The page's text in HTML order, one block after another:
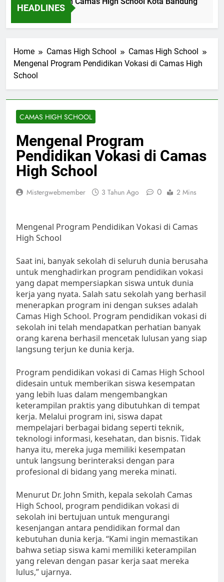
HEADLINES
Home Camas High School
Camas High School
Mengenal Program Pendidikan Vokasi di Camas High
School
CAMAS HIGH SCHOOL
Mengenal Program
Pendidikan Vokasi di Camas
High School
Mistergwebmember 3 Tahun Ago 0 2 Mins
Mengenal Program Pendidikan Vokasi di Camas
High School
Saat ini, banyak sekolah di seluruh dunia berusaha
untuk menghadirkan program pendidikan vokasi
yang dapat mempersiapkan siswa untuk dunia
kerja yang nyata. Salah satu sekolah yang berhasil
menerapkan program ini dengan sukses adalah
Camas High School. Program pendidikan vokasi di
sekolah ini telah mendapatkan perhatian banyak
orang karena berhasil mencetak lulusan yang siap
langsung terjun ke dunia kerja.
Program pendidikan vokasi di Camas High School
didesain untuk memberikan siswa kesempatan
yang lebih luas dalam mengembangkan
keterampilan praktis yang dibutuhkan di tempat
kerja. Melalui program ini, siswa dapat
mempelajari berbagai bidang seperti teknik,
teknologi informasi, kesehatan, dan bisnis. Tidak
hanya itu, mereka juga memiliki kesempatan
untuk langsung berinteraksi dengan para
profesional di bidang yang mereka minati.
Menurut Dr. John Smith, kepala sekolah Camas
High School, program pendidikan vokasi di
sekolah ini bertujuan untuk mengurangi
kesenjangan antara pendidikan formal dan
kebutuhan dunia kerja. “Kami ingin memastikan
bahwa setiap siswa kami memiliki keterampilan
yang relevan dengan pasar kerja saat mereka
lulus,” ujarnya.